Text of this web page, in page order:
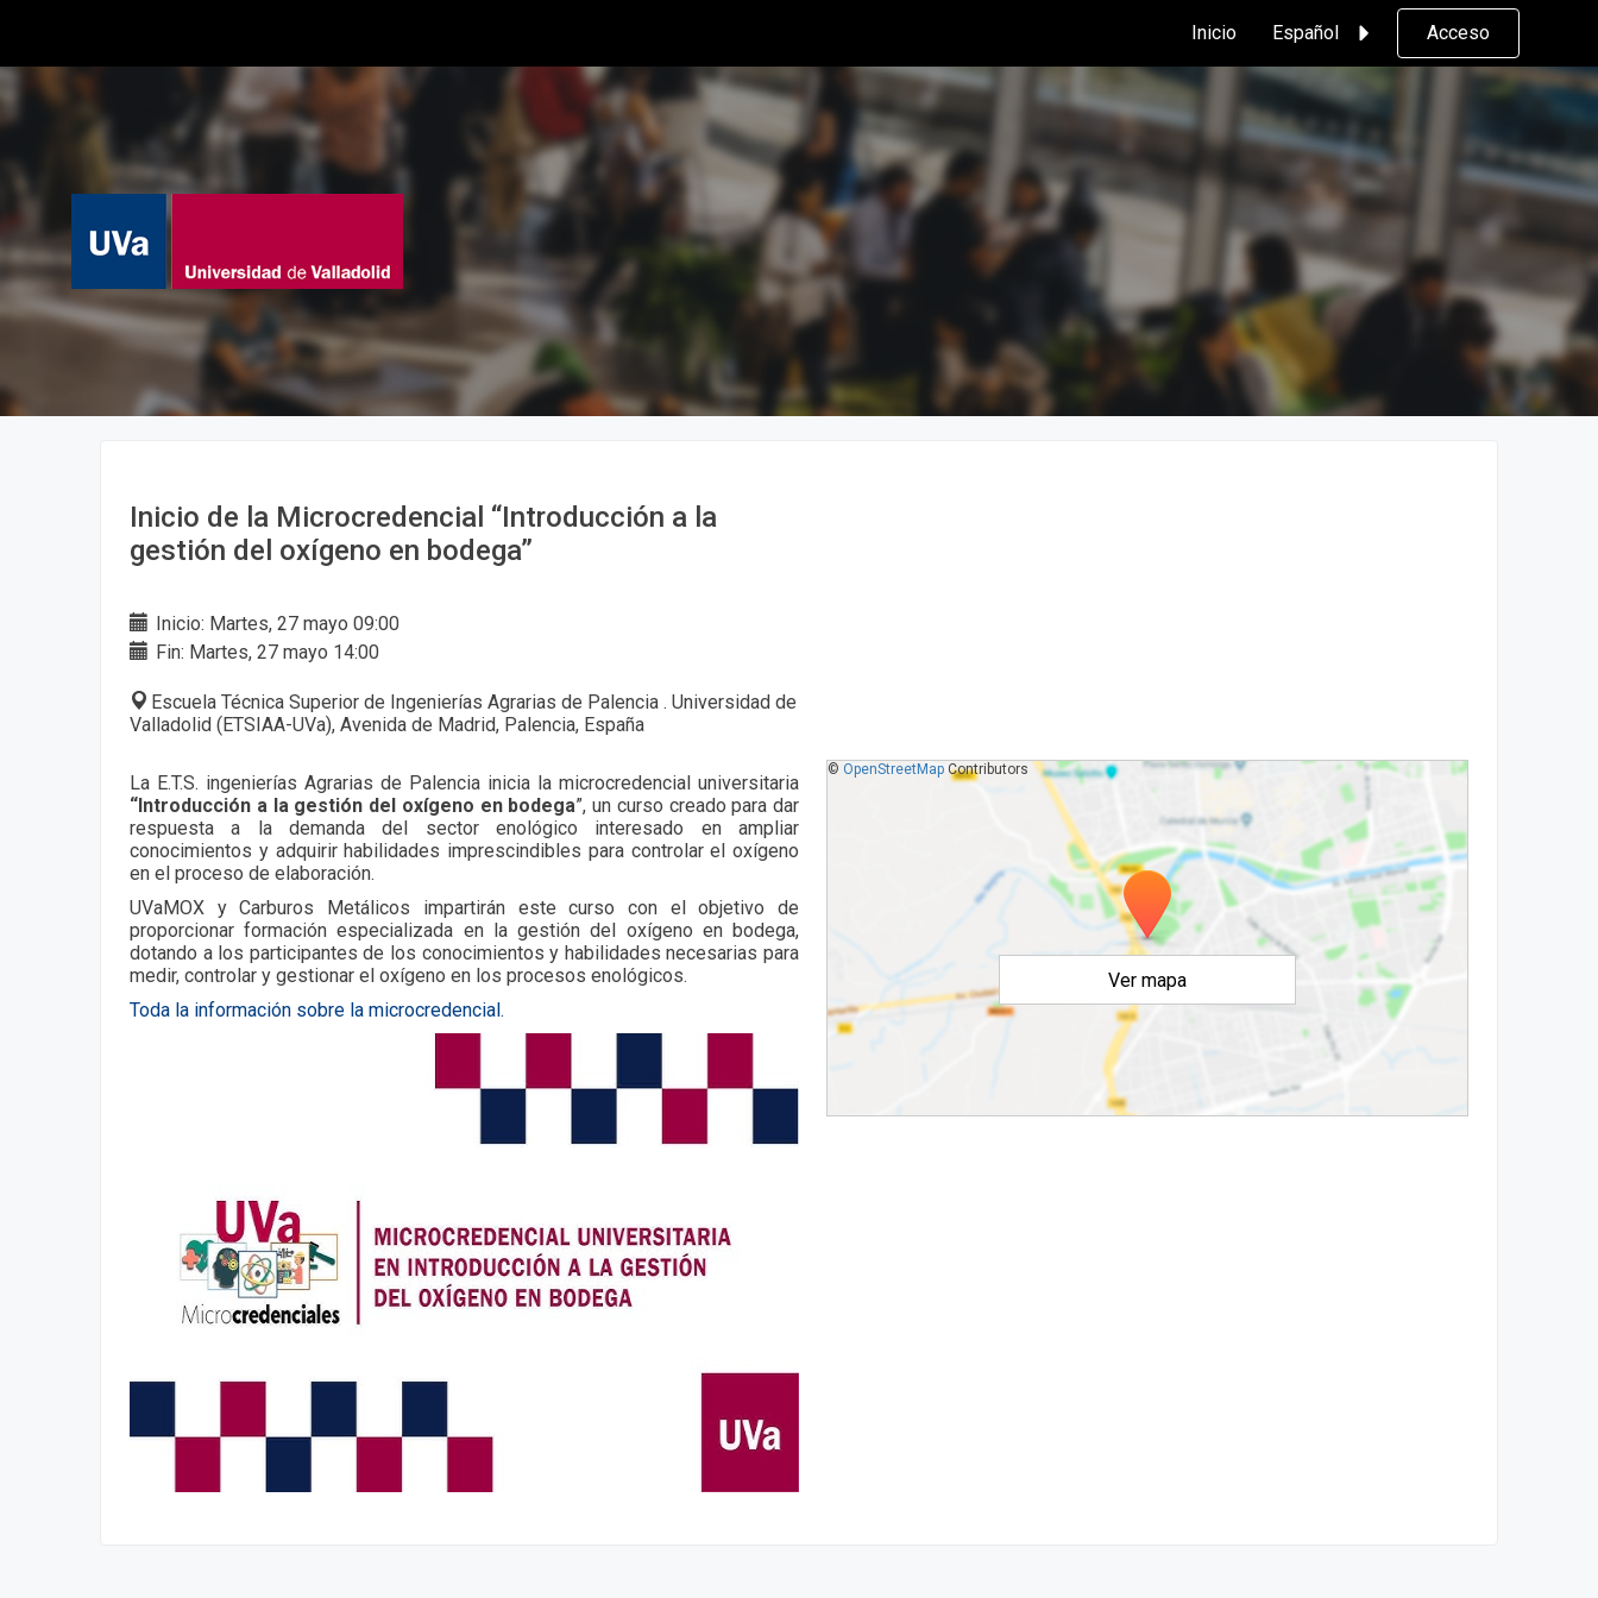
Inicio Español Acceso
Inicio de la Microcredencial “Introducción a la
gestión del oxígeno en bodega”
Inicio: Martes, 27 mayo 09:00
Fin: Martes, 27 mayo 14:00
Escuela Técnica Superior de Ingenierías Agrarias de Palencia . Universidad de
Valladolid (ETSIAA-UVa), Avenida de Madrid, Palencia, España
La E.T.S. ingenierías Agrarias de Palencia inicia la microcredencial universitaria
“Introducción a la gestión del oxígeno en bodega”, un curso creado para dar
respuesta a la demanda del sector enológico interesado en ampliar
conocimientos y adquirir habilidades imprescindibles para controlar el oxígeno
en el proceso de elaboración.
UVaMOX y Carburos Metálicos impartirán este curso con el objetivo de
proporcionar formación especializada en la gestión del oxígeno en bodega,
dotando a los participantes de los conocimientos y habilidades necesarias para
medir, controlar y gestionar el oxígeno en los procesos enológicos.
Toda la información sobre la microcredencial.
Ver mapa
© OpenStreetMapContributors